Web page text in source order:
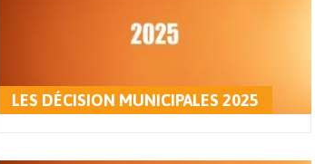
LES DÉCISION MUNICIPALES 2025